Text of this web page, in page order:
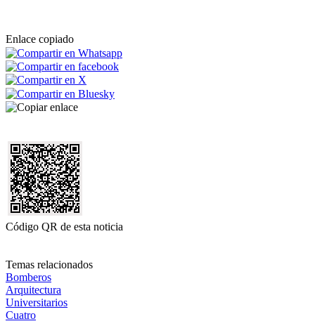
Enlace copiado
Código QR de esta noticia
Temas relacionados
Bomberos
Arquitectura
Universitarios
Cuatro